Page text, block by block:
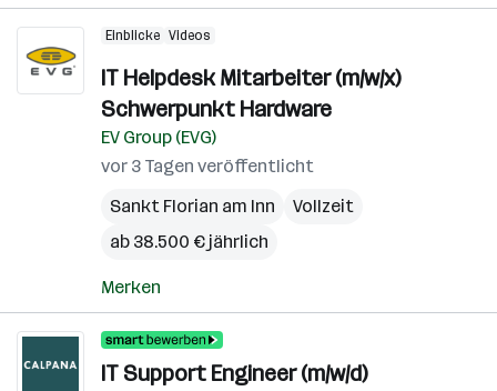
Einblicke Videos
IT Helpdesk Mitarbeiter (m/w/x)
Schwerpunkt Hardware
EV Group (EVG)
vor 3 Tagen veröffentlicht
Sankt Florian am Inn
Vollzeit
ab 38.500 € jährlich
Merken
IT Support Engineer (m/w/d)